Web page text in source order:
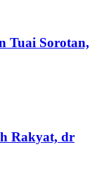
Tuai Sorotan,
Rakyat, dr